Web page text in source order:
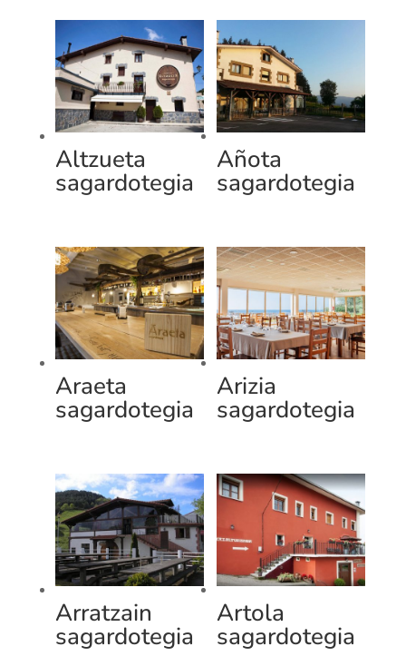
Altzueta
sagardotegia
Añota
sagardotegia
Araeta
sagardotegia
Arizia
sagardotegia
Arratzain
sagardotegia
Artola
sagardotegia